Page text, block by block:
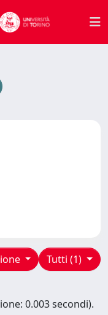
Tutti (1)
0.003 secondi).